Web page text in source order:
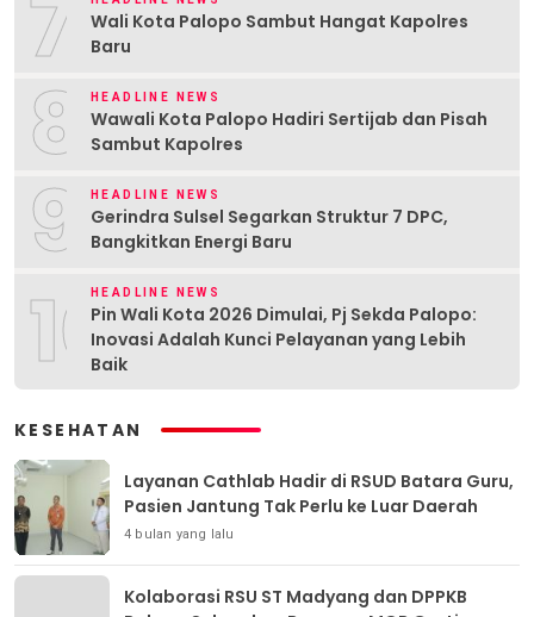
7
Wali Kota Palopo Sambut Hangat Kapolres
Baru
8 HEADLINE NEWS
Wawali Kota Palopo Hadiri Sertijab dan Pisah
Sambut Kapolres
9 HEADLINE NEWS
Gerindra Sulsel Segarkan Struktur 7 DPC,
Bangkitkan Energi Baru
10HEADLINE NEWS
Pin Wali Kota 2026 Dimulai, Pj Sekda Palopo:
Inovasi Adalah Kunci Pelayanan yang Lebih
Baik
KESEHATAN
Layanan Cathlab Hadir di RSUD Batara Guru,
Pasien Jantung Tak Perlu ke Luar Daerah
4 bulan yang lalu
Kolaborasi RSU ST Madyang dan DPPKB